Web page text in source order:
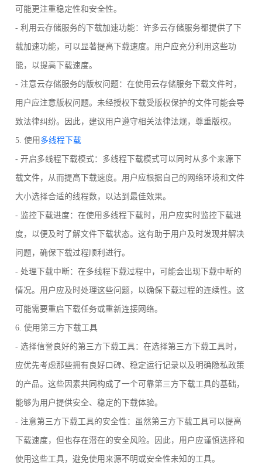
可能更注重稳定性和安全性。
- 利用云存储服务的下载加速功能：许多云存储服务都提供了下
载加速功能，可以显著提高下载速度。用户应充分利用这些功
能，以提高下载速度。
- 注意云存储服务的版权问题：在使用云存储服务下载文件时，
用户应注意版权问题。未经授权下载受版权保护的文件可能会导
致法律纠纷。因此，建议用户遵守相关法律法规，尊重版权。
5. 使用 多线程下载
- 开启多线程下载模式：多线程下载模式可以同时从多个来源下
载文件，从而提高下载速度。用户应根据自己的网络环境和文件
大小选择合适的线程数，以达到最佳效果。
- 监控下载进度：在使用多线程下载时，用户应实时监控下载进
度，以便及时了解文件下载状态。这有助于用户及时发现并解决
问题，确保下载过程顺利进行。
- 处理下载中断：在多线程下载过程中，可能会出现下载中断的
情况。用户应及时处理这些问题，以确保下载过程的连续性。这
可能需要重启下载任务或重新连接网络。
6. 使用第三方下载工具
- 选择信誉良好的第三方下载工具：在选择第三方下载工具时，
应优先考虑那些拥有良好口碑、稳定运行记录以及明确隐私政策
的产品。这些因素共同构成了一个可靠第三方下载工具的基础，
能够为用户提供安全、稳定的下载体验。
- 注意第三方下载工具的安全性：虽然第三方下载工具可以提高
下载速度，但也存在潜在的安全风险。因此，用户应谨慎选择和
使用这些工具，避免使用来源不明或安全性未知的工具。